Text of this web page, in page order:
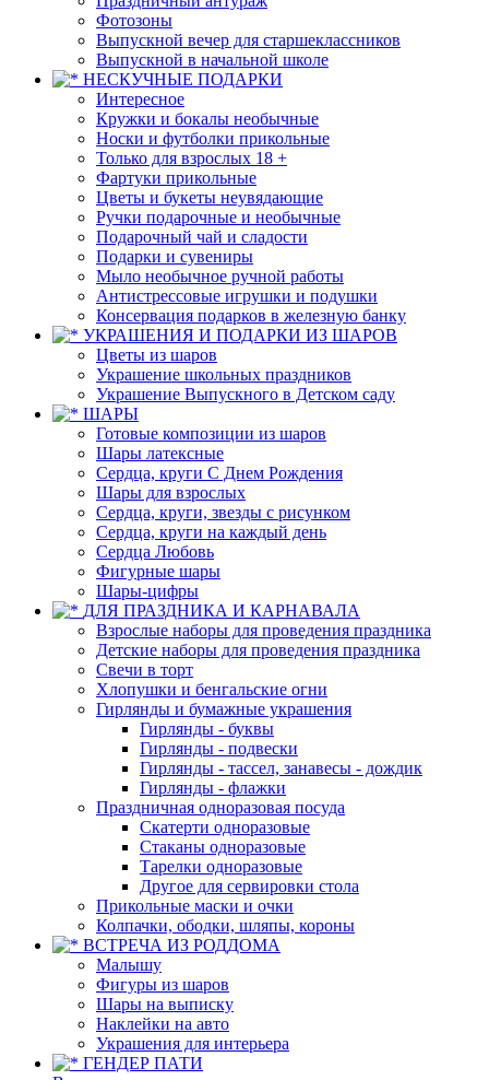
Фотозоны
Выпускной вечер для старшеклассников
Выпускной в начальной школе
НЕСКУЧНЫЕ ПОДАРКИ
Интересное
Кружки и бокалы необычные
Носки и футболки прикольные
Только для взрослых 18 +
Фартуки прикольные
Цветы и букеты неувядающие
Ручки подарочные и необычные
Подарочный чай и сладости
Подарки и сувениры
Мыло необычное ручной работы
Антистрессовые игрушки и подушки
Консервация подарков в железную банку
УКРАШЕНИЯ И ПОДАРКИ ИЗ ШАРОВ
Цветы из шаров
Украшение школьных праздников
Украшение Выпускного в Детском саду
ШАРЫ
Готовые композиции из шаров
Шары латексные
Сердца, круги С Днем Рождения
Шары для взрослых
Сердца, круги, звезды с рисунком
Сердца, круги на каждый день
Сердца Любовь
Фигурные шары
Шары-цифры
ДЛЯ ПРАЗДНИКА И КАРНАВАЛА
Взрослые наборы для проведения праздника
Детские наборы для проведения праздника
Свечи в торт
Хлопушки и бенгальские огни
Гирлянды и бумажные украшения
Гирлянды - буквы
Гирлянды - подвески
Гирлянды - тассел, занавесы - дождик
Гирлянды - флажки
Праздничная одноразовая посуда
Скатерти одноразовые
Стаканы одноразовые
Тарелки одноразовые
Другое для сервировки стола
Прикольные маски и очки
Колпачки, ободки, шляпы, короны
ВСТРЕЧА ИЗ РОДДОМА
Малышу
Фигуры из шаров
Шары на выписку
Наклейки на авто
Украшения для интерьера
ГЕНДЕР ПАТИ